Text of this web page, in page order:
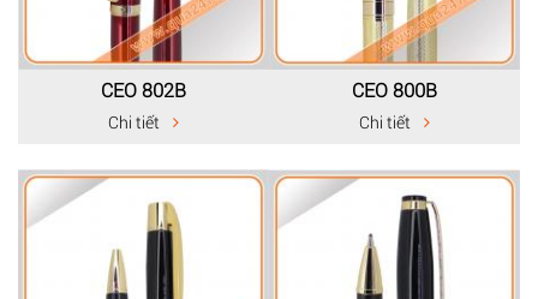
CEO 802B
Chi tiết
CEO 800B
Chi tiết